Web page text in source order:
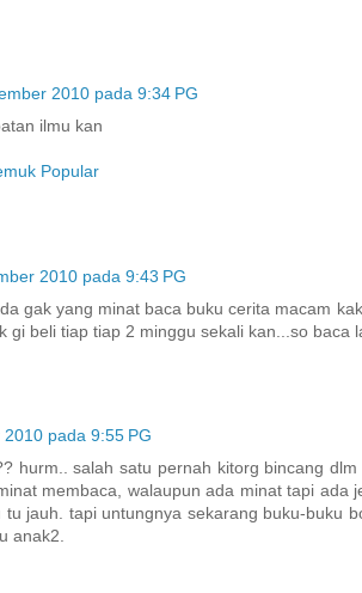
2010 pada 9:34 PG
ilmu kan
Popular
2010 pada 9:43 PG
gak yang minat baca buku cerita macam
gi beli tiap tiap 2 minggu sekali kan...so baca
pada 9:55 PG
hurm.. salah satu pernah kitorg bincang
membaca, walaupun ada minat tapi
tu jauh. tapi untungnya sekarang buku-buku
anak2.